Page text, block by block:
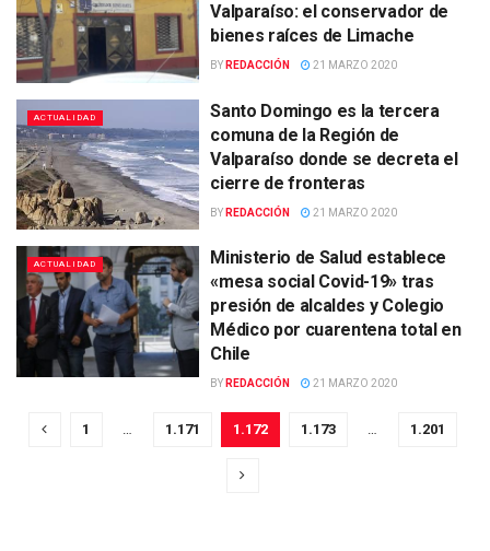
Valparaíso: el conservador de
bienes raíces de Limache
BY REDACCIÓN 21 MARZO 2020
ACTUALIDAD
Santo Domingo es la tercera
comuna de la Región de
Valparaíso donde se decreta el
cierre de fronteras
BY REDACCIÓN 21 MARZO 2020
ACTUALIDAD
Ministerio de Salud establece
«mesa social Covid-19» tras
presión de alcaldes y Colegio
Médico por cuarentena total en
Chile
BY REDACCIÓN 21 MARZO 2020
1 … 1.171 1.172 1.173 … 1.201